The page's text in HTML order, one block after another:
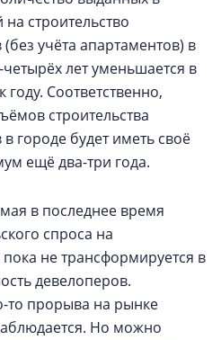
строительство
учёта апартаментов) в
лет уменьшается в
году. Соответственно,
строительства
городе будет иметь своё
ещё два-три года.
в последнее время
спроса на
не трансформируется в
девелоперов.
то прорыва на рынке
Но можно